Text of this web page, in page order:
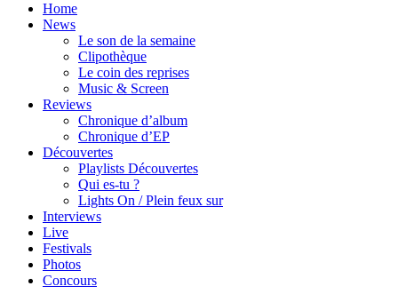
Home
News
Le son de la semaine
Clipothèque
Le coin des reprises
Music & Screen
Reviews
Chronique d’album
Chronique d’EP
Découvertes
Playlists Découvertes
Qui es-tu ?
Lights On / Plein feux sur
Interviews
Live
Festivals
Photos
Concours